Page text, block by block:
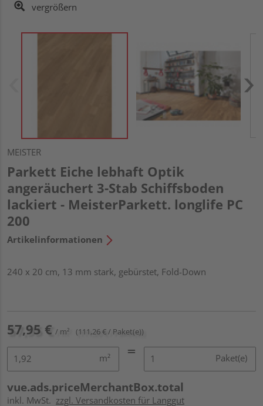
vergrößern
MEISTER
Parkett Eiche lebhaft Optik
angeräuchert 3-Stab Schiffsboden
lackiert - MeisterParkett. longlife PC
200
Artikelinformationen
240 x 20 cm, 13 mm stark, gebürstet, Fold-Down
57,95 € / m² (111,26 € / Paket(e))
m² Paket(e)
vue.ads.priceMerchantBox.total
inkl. MwSt. zzgl. Versandkosten für Langgut